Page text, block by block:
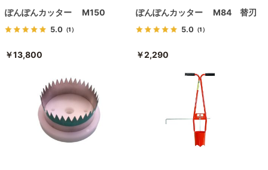
ぽんぽんカッター M150
5.0 （1）
￥13,800
ぽんぽんカッター M84 替刃
5.0 （1）
￥2,290